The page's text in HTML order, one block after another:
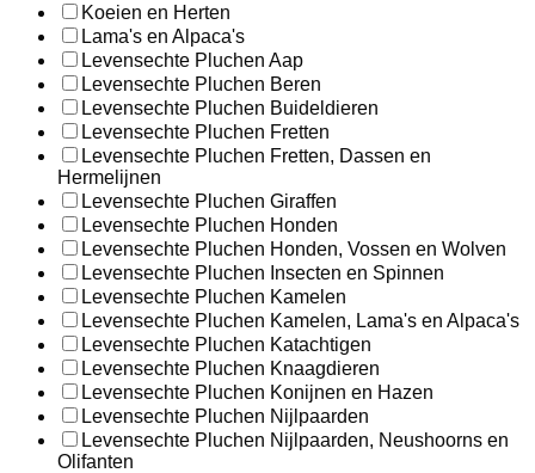
Koeien en Herten
Lama's en Alpaca's
Levensechte Pluchen Aap
Levensechte Pluchen Beren
Levensechte Pluchen Buideldieren
Levensechte Pluchen Fretten
Levensechte Pluchen Fretten, Dassen en
Hermelijnen
Levensechte Pluchen Giraffen
Levensechte Pluchen Honden
Levensechte Pluchen Honden, Vossen en Wolven
Levensechte Pluchen Insecten en Spinnen
Levensechte Pluchen Kamelen
Levensechte Pluchen Kamelen, Lama's en Alpaca's
Levensechte Pluchen Katachtigen
Levensechte Pluchen Knaagdieren
Levensechte Pluchen Konijnen en Hazen
Levensechte Pluchen Nijlpaarden
Levensechte Pluchen Nijlpaarden, Neushoorns en
Olifanten